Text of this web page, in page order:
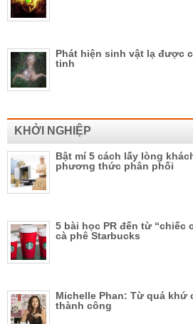
Phát hiện sinh vật lạ được
tinh
KHỞI NGHIỆP
Bật mí 5 cách lấy lòng
phương thức phân phối
5 bài học PR đến từ “chiếc
cà phê Starbucks
Michelle Phan: Từ quá
thành công